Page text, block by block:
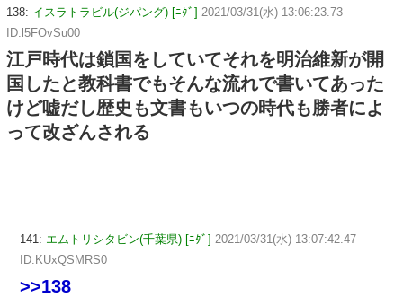
138: イスラトラビル(ジパング) [ﾆﾀﾞ] 2021/03/31(水) 13:06:23.73
ID:l5FOvSu00
江戸時代は鎖国をしていてそれを明治維新が開
国したと教科書でもそんな流れで書いてあった
けど嘘だし歴史も文書もいつの時代も勝者によ
って改ざんされる
141: エムトリシタビン(千葉県) [ﾆﾀﾞ] 2021/03/31(水) 13:07:42.47
ID:KUxQSMRS0
>>138